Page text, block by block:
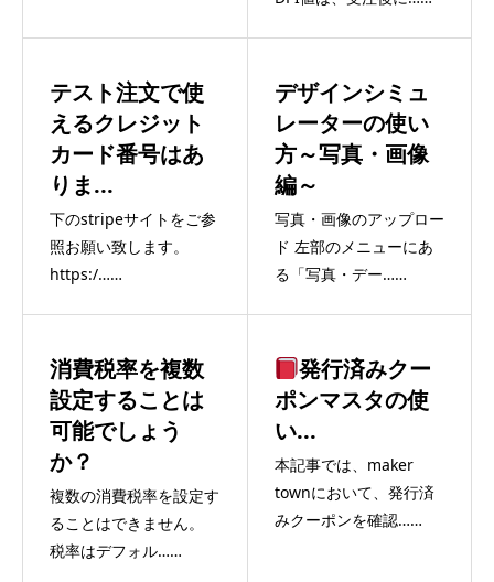
テスト注文で使
えるクレジット
カード番号はあ
りま...
下のstripeサイトをご参
照お願い致します。
https:/……
デザインシミュ
レーターの使い
方～写真・画像
編～
写真・画像のアップロー
ド 左部のメニューにあ
る「写真・デー……
消費税率を複数
設定することは
可能でしょう
か？
複数の消費税率を設定す
ることはできません。
税率はデフォル……
発行済みクー
ポンマスタの使
い...
本記事では、maker
townにおいて、発行済
みクーポンを確認……